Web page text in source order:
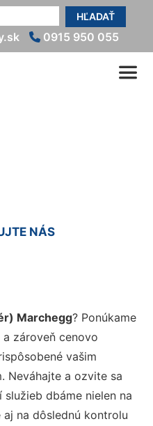
HĽADAŤ
0915 950 055
NÁS
Marchegg? Ponúkame
zároveň cenovo
vašim
Neváhajte a ozvite sa
služieb dbáme nielen na
na dôslednú kontrolu